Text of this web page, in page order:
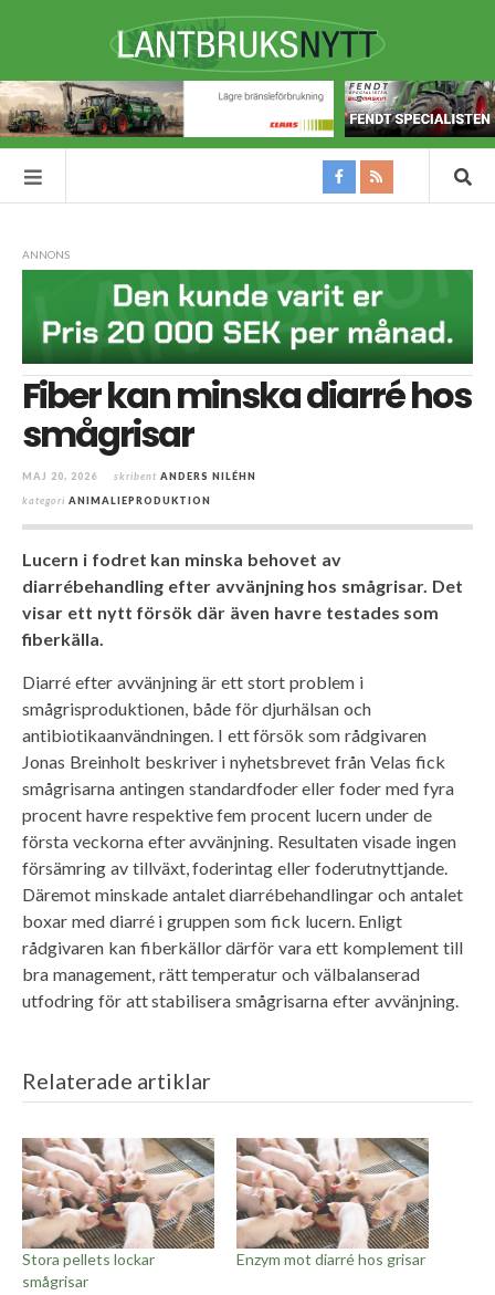
ANNONS
Fiber kan minska diarré hos
smågrisar
MAJ 20, 2026 skribent ANDERS NILÉHN
kategori ANIMALIEPRODUKTION
Lucern i fodret kan minska behovet av
diarrébehandling efter avvänjning hos smågrisar. Det
visar ett nytt försök där även havre testades som
fiberkälla.
Diarré efter avvänjning är ett stort problem i
smågrisproduktionen, både för djurhälsan och
antibiotikaanvändningen. I ett försök som rådgivaren
Jonas Breinholt beskriver i nyhetsbrevet från Velas fick
smågrisarna antingen standardfoder eller foder med fyra
procent havre respektive fem procent lucern under de
första veckorna efter avvänjning. Resultaten visade ingen
försämring av tillväxt, foderintag eller foderutnyttjande.
Däremot minskade antalet diarrébehandlingar och antalet
boxar med diarré i gruppen som fick lucern. Enligt
rådgivaren kan fiberkällor därför vara ett komplement till
bra management, rätt temperatur och välbalanserad
utfodring för att stabilisera smågrisarna efter avvänjning.
Relaterade artiklar
Stora pellets lockar
smågrisar
Enzym mot diarré hos grisar